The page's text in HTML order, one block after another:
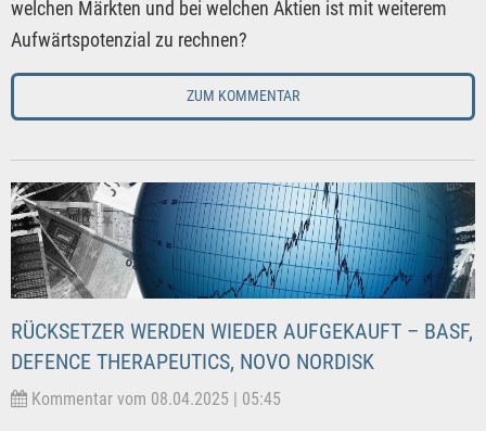
welchen Märkten und bei welchen Aktien ist mit weiterem
Aufwärtspotenzial zu rechnen?
ZUM KOMMENTAR
RÜCKSETZER WERDEN WIEDER AUFGEKAUFT – BASF,
DEFENCE THERAPEUTICS, NOVO NORDISK
Kommentar vom 08.04.2025 | 05:45